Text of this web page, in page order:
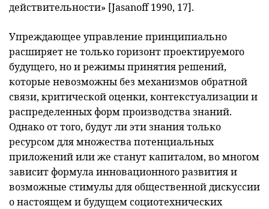
действительности» [Jasanoff 1990, 17].
Упреждающее управление принципиально
расширяет не только горизонт проектируемого
будущего, но и режимы принятия решений,
которые невозможны без механизмов обратной
связи, критической оценки, контекстуализации и
распределенных форм производства знаний.
Однако от того, будут ли эти знания только
ресурсом для множества потенциальных
приложений или же станут капиталом, во многом
зависит формула инновационного развития и
возможные стимулы для общественной дискуссии
о настоящем и будущем социотехнических